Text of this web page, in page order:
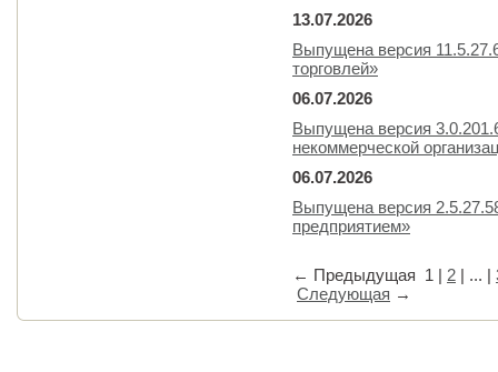
13.07.2026
Выпущена версия
торговлей»
06.07.2026
Выпущена версия
некоммерческой
06.07.2026
Выпущена версия
предприятием»
← Предыдущая 1 | 2 | ... |
Следующая →